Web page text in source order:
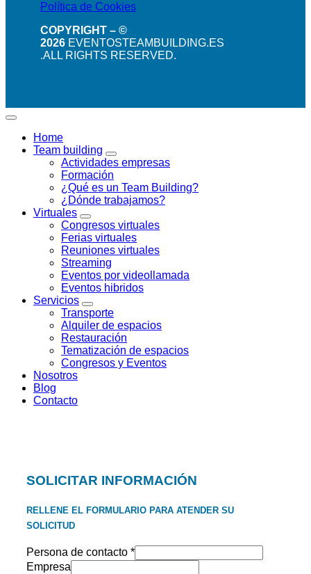
Política de Cookies
COPYRIGHT – ©
2026 EVENTOSTEAMBUILDING.ES
.ALL RIGHTS RESERVED.
Home
Team building
Actividades empresas
Formación
¿Qué es un Team Building?
¿Dónde trabajamos?
Virtuales
Congresos virtuales
Ferias virtuales
Reuniones virtuales
Streaming
Eventos por videollamada
Eventos hibridos
Servicios
Transporte
Alquiler de espacios
Restauración
Tematización de espacios
Congresos y Eventos
Nosotros
Blog
Contacto
SOLICITAR INFORMACIÓN
RELLENE EL FORMULARIO PARA ATENDER SU
SOLICITUD
Persona de contacto *
Empresa